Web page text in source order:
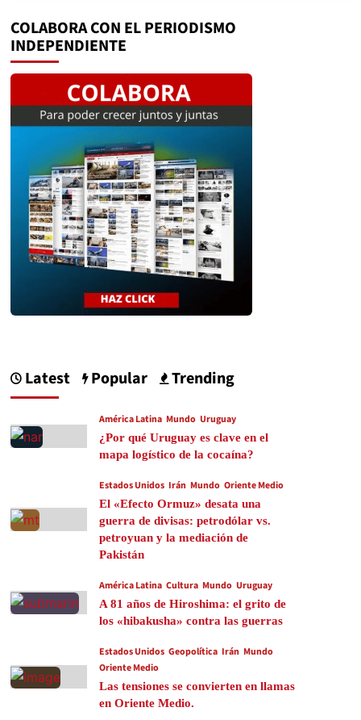
audio
COLABORA CON EL PERIODISMO
INDEPENDIENTE
Latest Popular Trending
América Latina Mundo Uruguay
¿Por qué Uruguay es clave en el
mapa logístico de la cocaína?
Estados Unidos Irán Mundo Oriente Medio
El «Efecto Ormuz» desata una
guerra de divisas: petrodólar vs.
petroyuan y la mediación de
Pakistán
América Latina Cultura Mundo Uruguay
A 81 años de Hiroshima: el grito de
los «hibakusha» contra las guerras
Estados Unidos Geopolítica Irán Mundo
Oriente Medio
Las tensiones se convierten en llamas
en Oriente Medio.